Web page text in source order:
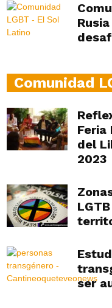
Comunidad
Feria
del
2023
ser